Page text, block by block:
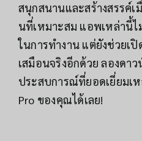
สนุกสนานและสร้างสรรค์
นที่เหมาะสม แอพเหล่านี้
ในการทำงาน แต่ยังช่วยเ
เสมือนจริงอีกด้วย ลองดา
ประสบการณ์ที่ยอดเยี่ยมเห
Pro ของคุณได้เลย!